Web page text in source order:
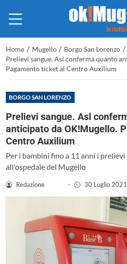
Home / Mugello / Borgo San Lorenzo /
Prelievi sangue. Asl conferma quanto
Pagamento ticket al Centro Auxilium
BORGO SAN LORENZO
Prelievi sangue. Asl
anticipato da OK!Mugello.
Centro Auxilium
Per i bambini fino a 11 anni i
all'ospedale del Mugello
Redazione - 30 Luglio 2021